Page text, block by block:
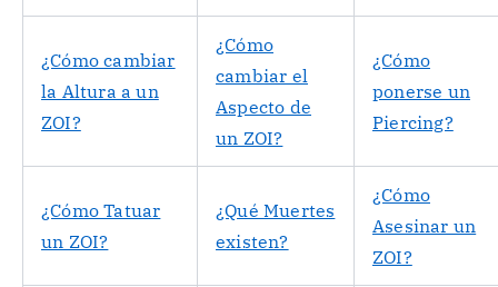
¿Cómo cambiar
la Altura a un
ZOI?
¿Cómo
cambiar el
Aspecto de
un ZOI?
¿Cómo
ponerse un
Piercing?
¿Cómo Tatuar
un ZOI?
¿Qué Muertes
existen?
¿Cómo
Asesinar un
ZOI?